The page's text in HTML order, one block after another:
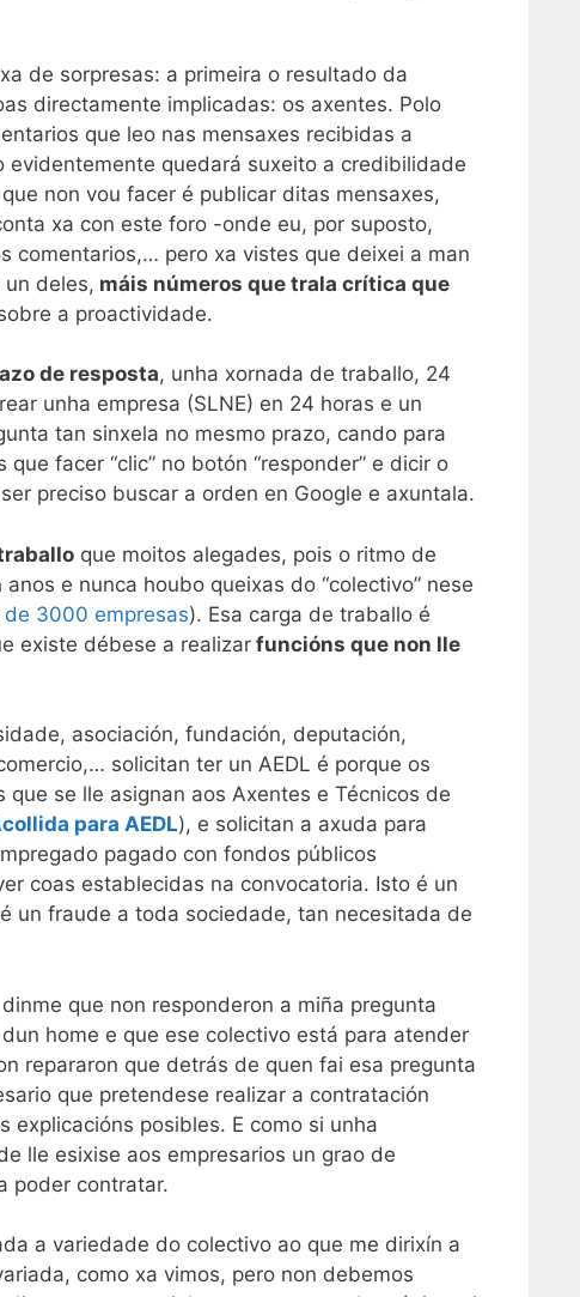
de sorpresas: a primeira o resultado da
directamente implicadas: os axentes. Polo
que leo nas mensaxes recibidas a
quedará suxeito a credibilidade
non vou facer é publicar ditas mensaxes,
xa con este foro -onde eu, por suposto,
comentarios,… pero xa vistes que deixei a man
deles, máis números que trala crítica que
a proactividade.
de resposta, unha xornada de traballo, 24
unha empresa (SLNE) en 24 horas e un
tan sinxela no mesmo prazo, cando para
facer “clic” no botón “responder” e dicir o
preciso buscar a orden en Google e axuntala.
que moitos alegades, pois o ritmo de
e nunca houbo queixas do “colectivo” nese
3000 empresas). Esa carga de traballo é
existe débese a realizar funcións que non lle
asociación, fundación, deputación,
solicitan ter un AEDL é porque os
se lle asignan aos Axentes e Técnicos de
para AEDL), e solicitan a axuda para
pagado con fondos públicos
coas establecidas na convocatoria. Isto é un
un fraude a toda sociedade, tan necesitada de
que non responderon a miña pregunta
home e que ese colectivo está para atender
repararon que detrás de quen fai esa pregunta
que pretendese realizar a contratación
posibles. E como si unha
lle esixise aos empresarios un grao de
poder contratar.
a variedade do colectivo ao que me dirixín a
como xa vimos, pero non debemos